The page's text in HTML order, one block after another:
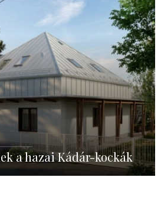
a hazai Kádár-kockák